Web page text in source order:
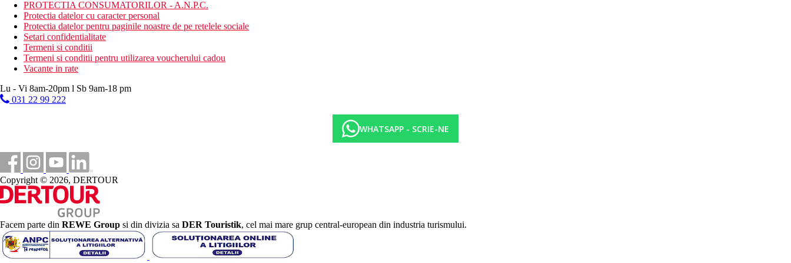
serviciu de plaja inclus in pret
sectiune separata pentru oaspetii cu dizabilitati
restaurant pe plaja, bar cu vitamine, clatite
Activitati sportive gratuite
fitness
piscina interioara
baie de aburi
sauna
volei
darts
Activitati sportive contra cost
proceduri de wellness si SPA
masaje
sporturi acvatice pe plaja
Mese
All Inclusive
mic dejun, pranz si cina tip bufet
PROTECTIA CONSUMATORILOR - A.N.P.C.
Protectia datelor cu caracter personal
Protectia datelor pentru paginile noastre de pe retelele sociale
Setari confidentialitate
Termeni si conditii
Termeni si conditii pentru utilizarea voucherului cadou
Vacante in rate
Lu - Vi 8am-20pm l Sb 9am-18 pm
031 22 99 222
WHATSAPP - SCRIE-NE
Copyright © 2026, DERTOUR
Facem parte din REWE Group si din divizia sa DER Touristik, cel mai mare grup central-european din industria turismului.